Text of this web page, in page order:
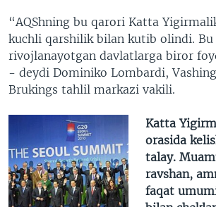
“AQShning bu qarori Katta
kuchli qarshilik bilan kutib olindi. Bu
rivojlanayotgan davlatlarga biror
- deydi Dominiko Lombardi,
Brukings tahlil markazi vakili.
Katta
orasida
talay.
ravshan,
faqat